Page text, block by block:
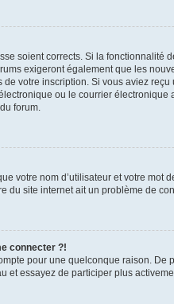
soient corrects. Si la
exigeront également que les
votre inscription. Si vous aviez
ou le courrier
forum.
votre nom d’utilisateur et votre
site internet ait un problème de
connecter ?!
pour une quelconque raison.
essayez de participer plus